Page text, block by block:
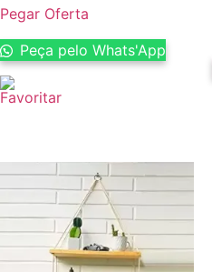
Pegar Oferta
Peça pelo Whats'App